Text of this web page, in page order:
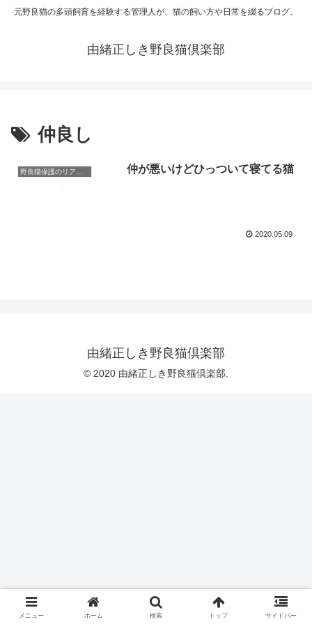
元野良猫の多頭飼育を経験する管理人が、猫の飼い方や日常を綴るブログ。
由緒正しき野良猫倶楽部
仲良し
仲が悪いけどひっついて寝てる猫
2020.05.09
由緒正しき野良猫倶楽部
© 2020 由緒正しき野良猫倶楽部.
メニュー ホーム 検索 トップ サイドバー